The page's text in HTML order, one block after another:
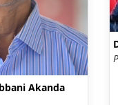
Akanda